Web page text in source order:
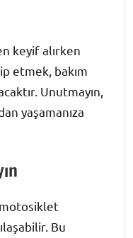
keyif alırken
etmek, bakım
Unutmayın,
yaşamanıza
motosiklet
Bu